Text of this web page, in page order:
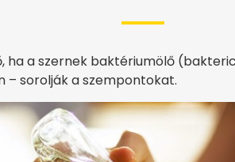
ha a szernek baktériumölő
– sorolják a szempontokat.